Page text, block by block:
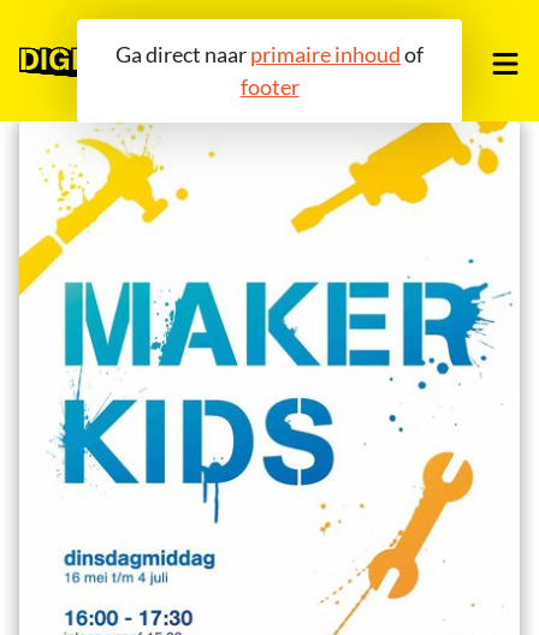
Ga direct naarprimaire inhoudof
footer
OVER ONS
COMMUNITY
AGENDA
BLOG